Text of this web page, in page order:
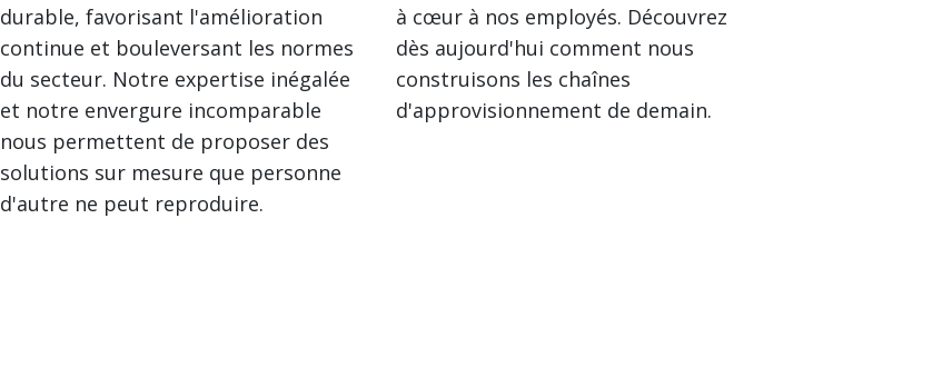
durable, favorisant l'amélioration
continue et bouleversant les normes
du secteur. Notre expertise inégalée
et notre envergure incomparable
nous permettent de proposer des
solutions sur mesure que personne
d'autre ne peut reproduire.
à cœur à nos employés. Découvrez
dès aujourd'hui comment nous
construisons les chaînes
d'approvisionnement de demain.